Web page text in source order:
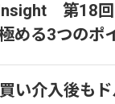
Insight 第18
める3つのポ
い介入後も